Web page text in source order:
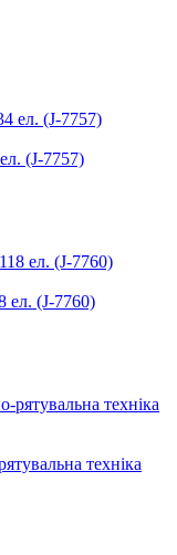
(J-7757)
ел. (J-7760)
техніка